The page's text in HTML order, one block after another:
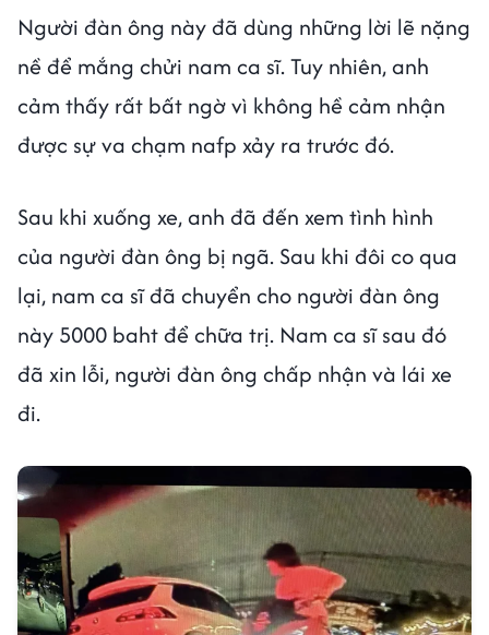
Người đàn ông này đã dùng những lời lẽ nặng
nề để mắng chửi nam ca sĩ. Tuy nhiên, anh
cảm thấy rất bất ngờ vì không hề cảm nhận
được sự va chạm nafp xảy ra trước đó.
Sau khi xuống xe, anh đã đến xem tình hình
của người đàn ông bị ngã. Sau khi đôi co qua
lại, nam ca sĩ đã chuyển cho người đàn ông
này 5000 baht để chữa trị. Nam ca sĩ sau đó
đã xin lỗi, người đàn ông chấp nhận và lái xe
đi.